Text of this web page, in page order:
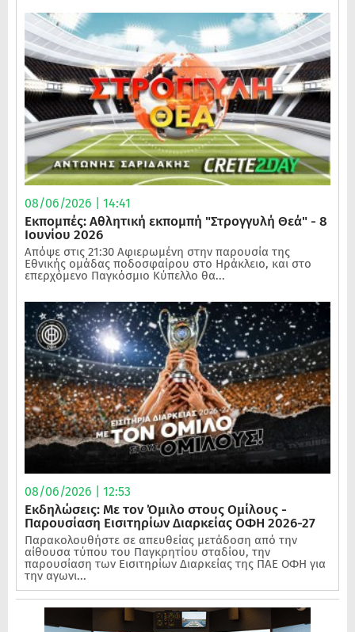
08/06/2026 | 14:41
Εκπομπές: Αθλητική εκπομπή "Στρογγυλή Θεά" - 8
Ιουνίου 2026
Απόψε στις 21:30 Αφιερωμένη στην παρουσία της
Εθνικής ομάδας ποδοσφαίρου στο Ηράκλειο, και στο
επερχόμενο Παγκόσμιο Κύπελλο θα...
08/06/2026 | 12:53
Εκδηλώσεις: Με τον Όμιλο στους Ομίλους -
Παρουσίαση Εισιτηρίων Διαρκείας ΟΦΗ 2026-27
Παρακολουθήστε σε απευθείας μετάδοση από την
αίθουσα τύπου του Παγκρητίου σταδίου, την
παρουσίαση των Εισιτηρίων Διαρκείας της ΠΑΕ ΟΦΗ για
την αγωνι...